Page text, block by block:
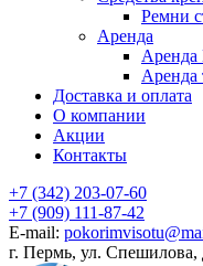
Ремни
Аренда
Аренда
Доставка и оплата
О компании
Акции
Контакты
+7 (342) 203-07-60
+7 (909) 111-87-42
E-mail:
г. Пермь, ул. Спешилова,